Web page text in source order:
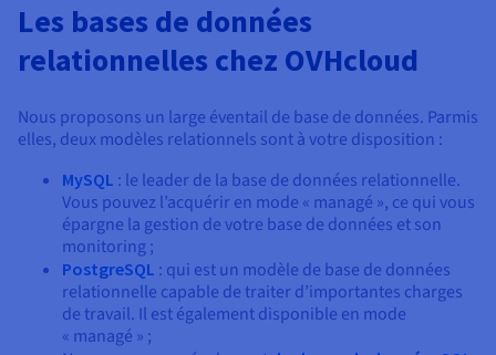
Les bases de données
relationnelles chez OVHcloud
Nous proposons un large éventail de base de données. Parmis
elles, deux modèles relationnels sont à votre disposition :
MySQL : le leader de la base de données relationnelle.
Vous pouvez l’acquérir en mode « managé », ce qui vous
épargne la gestion de votre base de données et son
monitoring ;
PostgreSQL : qui est un modèle de base de données
relationnelle capable de traiter d’importantes charges
de travail. Il est également disponible en mode
« managé » ;